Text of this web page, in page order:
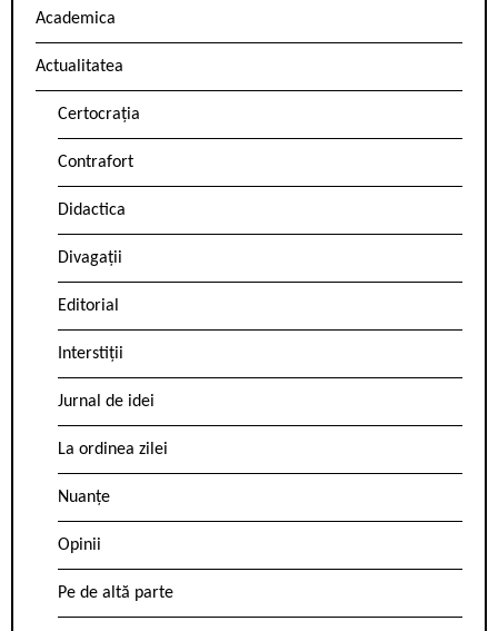
Academica
Actualitatea
Certocrația
Contrafort
Didactica
Divagații
Editorial
Interstiții
Jurnal de idei
La ordinea zilei
Nuanțe
Opinii
Pe de altă parte